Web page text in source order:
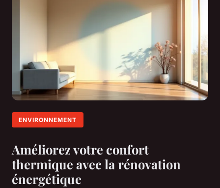
ENVIRONNEMENT
Améliorez votre confort
thermique avec la rénovation
énergétique